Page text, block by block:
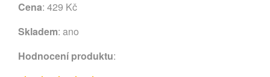
Cena: 429 Kč
Skladem: ano
Hodnocení produktu: